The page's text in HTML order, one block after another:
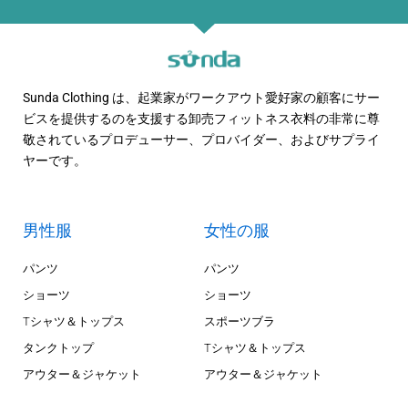
Sunda Clothing は、起業家がワークアウト愛好家の顧客にサー
ビスを提供するのを支援する卸売フィットネス衣料の非常に尊
敬されているプロデューサー、プロバイダー、およびサプライ
ヤーです。
男性服
パンツ
ショーツ
Tシャツ＆トップス
タンクトップ
アウター＆ジャケット
女性の服
パンツ
ショーツ
スポーツブラ
Tシャツ＆トップス
アウター＆ジャケット